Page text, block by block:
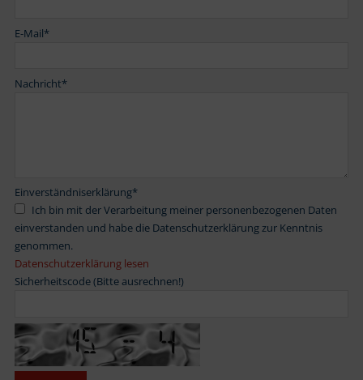
E-Mail*
Nachricht*
Einverständniserklärung*
einverstanden und habe die Datenschutzerklärung zur Kenntnis
genommen.
Datenschutzerklärung lesen
Sicherheitscode (Bitte ausrechnen!)